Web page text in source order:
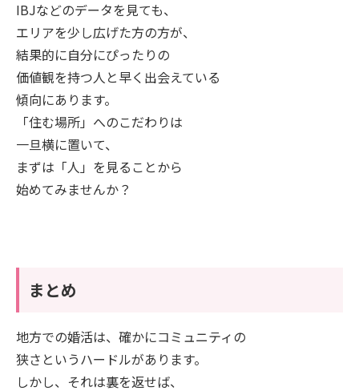
IBJなどのデータを見ても、
エリアを少し広げた方の方が、
結果的に自分にぴったりの
価値観を持つ人と早く出会えている
傾向にあります。
「住む場所」へのこだわりは
一旦横に置いて、
まずは「人」を見ることから
始めてみませんか？
まとめ
地方での婚活は、確かにコミュニティの
狭さというハードルがあります。
しかし、それは裏を返せば、